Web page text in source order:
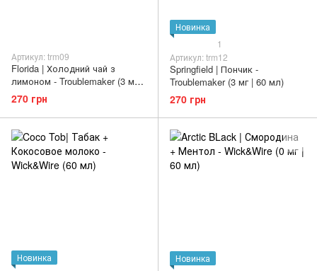
Артикул: trm09
Florida | Холодний чай з
лимоном - Troublemaker (3 мг |
60 мл)
270 грн
Новинка
1
Артикул: trm12
Springfield | Пончик -
Troublemaker (3 мг | 60 мл)
270 грн
Новинка Новинка